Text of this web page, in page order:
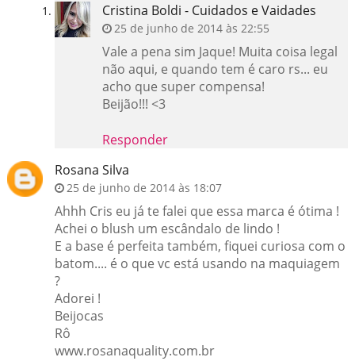
Cristina Boldi - Cuidados e Vaidades
25 de junho de 2014 às 22:55
Vale a pena sim Jaque! Muita coisa legal
não aqui, e quando tem é caro rs... eu
acho que super compensa!
Beijão!!! <3
Responder
Rosana Silva
25 de junho de 2014 às 18:07
Ahhh Cris eu já te falei que essa marca é ótima !
Achei o blush um escândalo de lindo !
E a base é perfeita também, fiquei curiosa com o
batom.... é o que vc está usando na maquiagem
?
Adorei !
Beijocas
Rô
www.rosanaquality.com.br